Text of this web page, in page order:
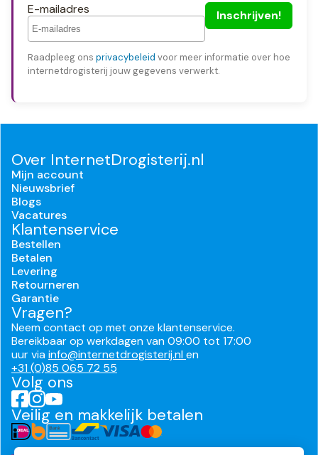
E-mailadres
Raadpleeg ons privacybeleid voor meer informatie over hoe
internetdrogisterij jouw gegevens verwerkt.
Over InternetDrogisterij.nl
Mijn account
Nieuwsbrief
Blogs
Vacatures
Klantenservice
Bestellen
Betalen
Levering
Retourneren
Garantie
Vragen?
Neem contact op met onze klantenservice.
Bereikbaar op werkdagen van 09:00 tot 17:00
uur viainfo@internetdrogisterij.nlen
+31 (0)85 065 72 55
Volg ons
Veilig en makkelijk betalen